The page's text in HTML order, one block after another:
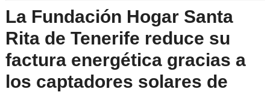
La Fundación Hogar Santa
Rita de Tenerife reduce su
factura energética gracias a
los captadores solares de